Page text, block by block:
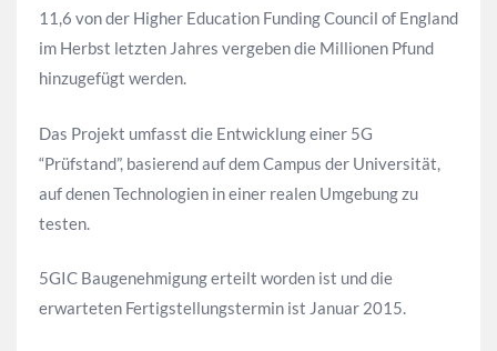
11,6 von der Higher Education Funding Council of England
im Herbst letzten Jahres vergeben die Millionen Pfund
hinzugefügt werden.
Das Projekt umfasst die Entwicklung einer 5G
“Prüfstand”, basierend auf dem Campus der Universität,
auf denen Technologien in einer realen Umgebung zu
testen.
5GIC Baugenehmigung erteilt worden ist und die
erwarteten Fertigstellungstermin ist Januar 2015.